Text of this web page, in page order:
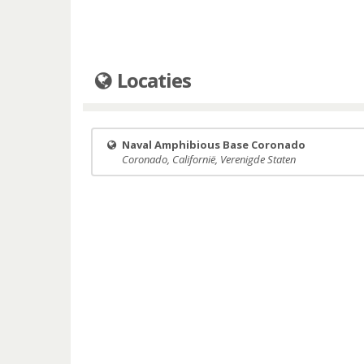
Locaties
Naval Amphibious Base Coronado
Coronado, Californië, Verenigde Staten